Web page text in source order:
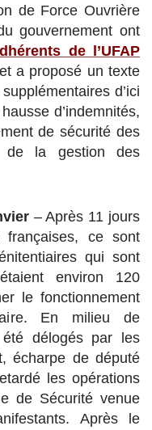
de Force Ouvrière
gouvernement ont
de l’UFAP
a proposé un texte
d’ici
d’indemnités,
de sécurité des
de la gestion des
– Après 11 jours
ce sont
qui sont
environ 120
le fonctionnement
En milieu de
délogés par les
écharpe de député
les opérations
de Sécurité venue
Après le